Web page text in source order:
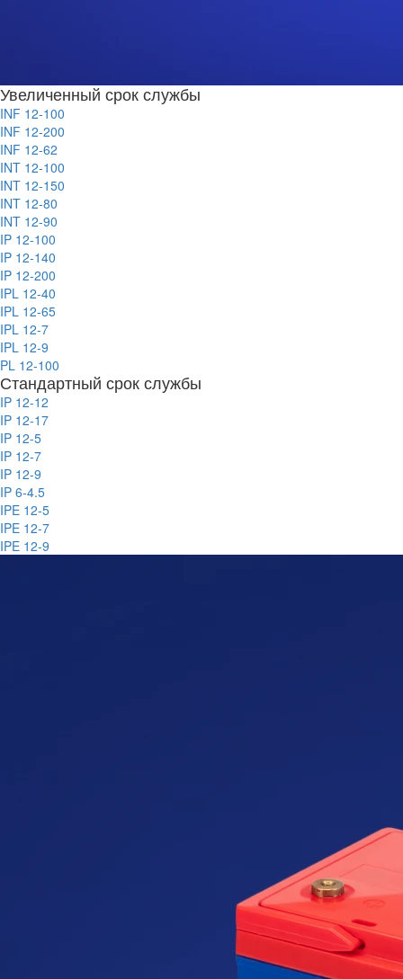
Увеличенный срок службы
INF 12-100
INF 12-200
INF 12-62
INT 12-100
INT 12-150
INT 12-80
INT 12-90
IP 12-100
IP 12-140
IP 12-200
IPL 12-40
IPL 12-65
IPL 12-7
IPL 12-9
PL 12-100
Стандартный срок службы
IP 12-12
IP 12-17
IP 12-5
IP 12-7
IP 12-9
IP 6-4.5
IPE 12-5
IPE 12-7
IPE 12-9